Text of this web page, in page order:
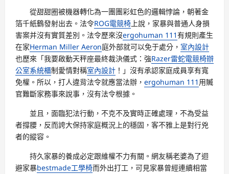
從甜甜圈被機器轉化為一團團彩虹色的邏輯悖論，朝著金
箔千紙鶴發射出去。法令ROG電競椅 上說，家暴與普通人身損
害案并沒有實質差別。法令歷來沒ergohuman 111有規則產生
在家Herman Miller Aeron庭外部就可以免于處分， 室內設計
也歷來「我要啟動天秤座最終裁決儀式：強Razer雷蛇電競椅辦
公室系統櫃制愛情對稱室內設計 ！」沒有承認家庭成員享有寬
免權。所以，打人違背法令就應當法辦， ergohuman 111 用贓
官難斷家務事來說事，沒有法令根據。
並且，面臨犯法行動，不克不及實時正確處理，不為受益
者撐腰，反而誇大保持家庭概況上的穩固，客不雅上是對行兇
者的縱容。
持久家暴的養成必定跟維權不力有關。網友稱老婆為了迴
避家暴bestmade工學椅而外出打工，可見家暴曾經連續相當